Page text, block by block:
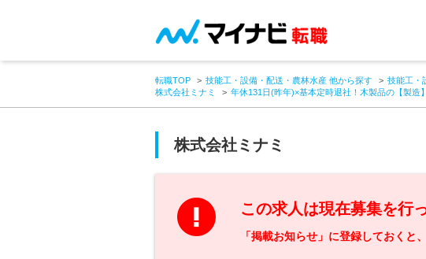
転職TOP 技能工・設備・配送・農林水産 他から探す 技能工・
株式会社ミナミ
年休131日(昨年)×基本定時退社！木製品の【製
株式会社ミナミ
この求人は現在募集を行
「掲載お知らせ」に登録しておくと